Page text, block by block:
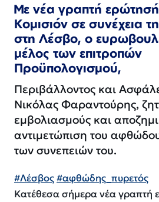
Με νέα γραπτή
Κομισιόν σε συνέχεια
στη Λέσβο, ο
μέλος των επιτροπών
Προϋπολογισμού,
Περιβάλλοντος και
Νικόλας Φαραντούρης,
εμβολιασμούς και
αντιμετώπιση του
των συνεπειών του.
#Λέσβος#αφθώδης_πυρετός
Κατέθεσα σήμερα νέα γραπτή